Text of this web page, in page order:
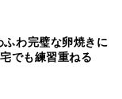
わ完璧な卵焼きに
でも練習重ねる